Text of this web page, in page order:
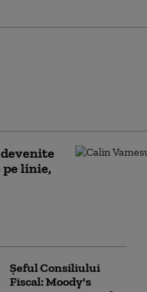
pe linie,
Șeful Consiliului
Fiscal: Moody's